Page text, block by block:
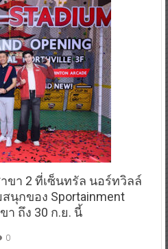
ขา 2 ที่เซ็นทรัล นอร์ทวิลล์
นุกของ Sportainment
า ถึง 30 ก.ย. นี้
0